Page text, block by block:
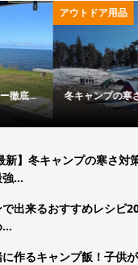
イド｜失...
キャンプ用
「トウキ
新】冬キャンプの寒さ対
...
出来るおすすめレシピ
作るキャンプ飯！子供